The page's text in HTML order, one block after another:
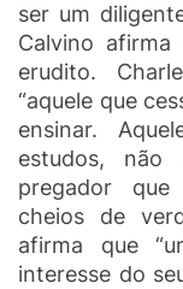
ser um
Calvino
erudito.
“aquele que
ensinar.
estudos, não
pregador
cheios de
afirma que
interesse do